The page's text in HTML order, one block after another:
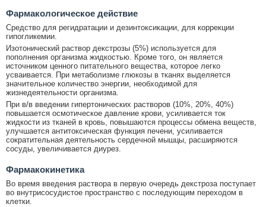
Фармакологическое действие
Средство для регидратации и дезинтоксикации, для коррекции
гипогликемии.
Изотонический раствор декстрозы (5%) используется для
пополнения организма жидкостью. Кроме того, он является
источником ценного питательного вещества, которое легко
усваивается. При метаболизме глюкозы в тканях выделяется
значительное количество энергии, необходимой для
жизнедеятельности организма.
При в/в введении гипертонических растворов (10%, 20%, 40%)
повышается осмотическое давление крови, усиливается ток
жидкости из тканей в кровь, повышаются процессы обмена веществ,
улучшается антитоксическая функция печени, усиливается
сократительная деятельность сердечной мышцы, расширяются
сосуды, увеличивается диурез.
Фармакокинетика
Во время введения раствора в первую очередь декстроза поступает
во внутрисосудистое пространство с последующим переходом в
клетки.